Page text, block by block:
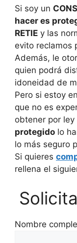
Si soy un
hacer es
RETIE y las
evito reclamos
Además, le
quien podrá
idoneidad de
Pero si estoy
que no es
obtener por ley
protegido lo
lo más seguro
Si quieres
rellena el
Nombre